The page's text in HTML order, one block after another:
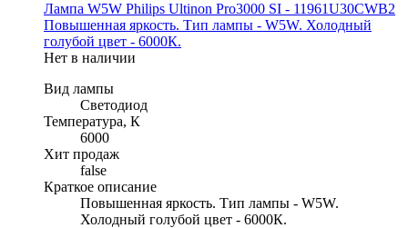
Лампа W5W Philips Ultinon Pro3000 SI - 11961U30CWB2
Повышенная яркость. Тип лампы - W5W. Холодный
голубой цвет - 6000К.
Нет в наличии
Вид лампы
Светодиод
Температура, К
6000
Хит продаж
false
Краткое описание
Повышенная яркость. Тип лампы - W5W.
Холодный голубой цвет - 6000К.